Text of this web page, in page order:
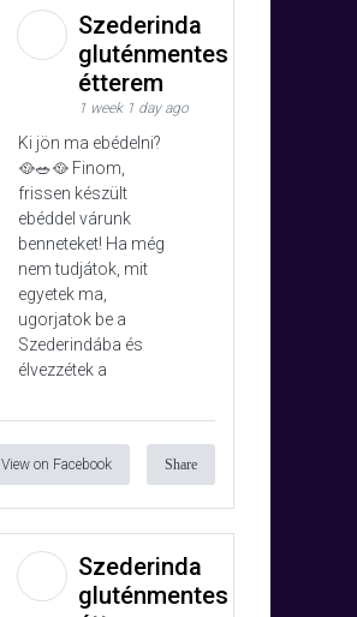
Szederinda
gluténmentes
étterem
1 week 1 day ago
Ki jön ma ebédelni?
🥘🥗🥘 Finom,
frissen készült
ebéddel várunk
benneteket! Ha még
nem tudjátok, mit
egyetek ma,
ugorjatok be a
Szederindába és
élvezzétek a
View on Facebook Share
Szederinda
gluténmentes